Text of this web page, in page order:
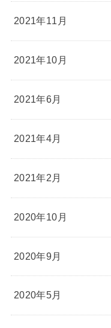
2021年11月
2021年10月
2021年6月
2021年4月
2021年2月
2020年10月
2020年9月
2020年5月